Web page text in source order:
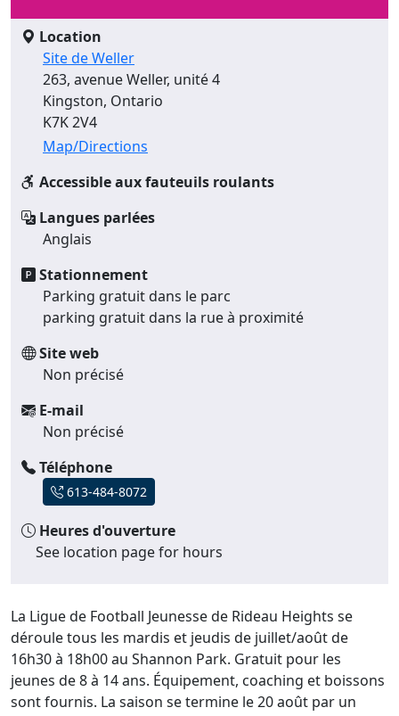
Location
Site de Weller
263, avenue Weller, unité 4
Kingston, Ontario
K7K 2V4
Map/Directions
Accessible aux fauteuils roulants
Langues parlées
Anglais
Stationnement
Parking gratuit dans le parc
parking gratuit dans la rue à proximité
Site web
Non précisé
E-mail
Non précisé
Téléphone
613-484-8072
Heures d'ouverture
See location page for hours
La Ligue de Football Jeunesse de Rideau Heights se
déroule tous les mardis et jeudis de juillet/août de
16h30 à 18h00 au Shannon Park. Gratuit pour les
jeunes de 8 à 14 ans. Équipement, coaching et boissons
sont fournis. La saison se termine le 20 août par un